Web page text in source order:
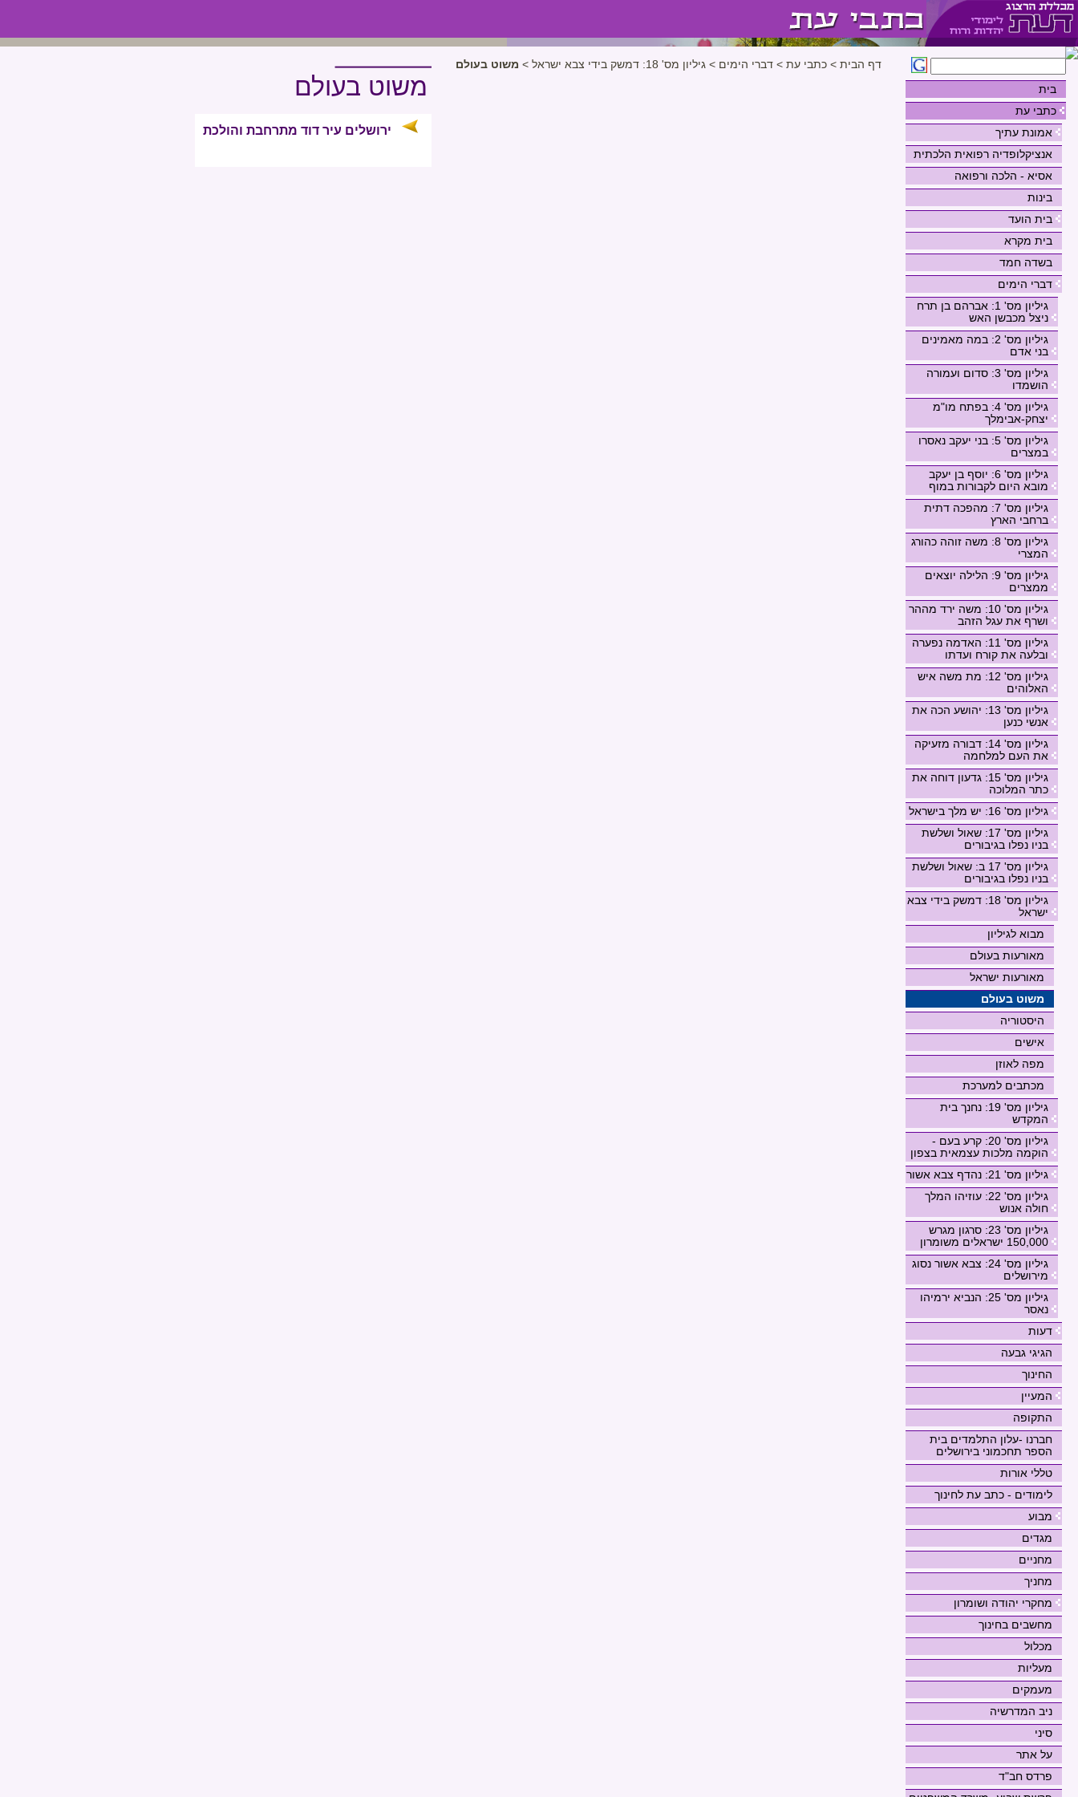
בית
כתבי עת
אמונת עתיך
אנציקלופדיה רפואית הלכתית
אסיא - הלכה ורפואה
בינות
בית הועד
בית מקרא
בשדה חמד
דברי הימים
גיליון מס' 1: אברהם בן תרח
ניצל מכבשן האש
גיליון מס' 2: במה מאמינים
בני אדם
גיליון מס' 3: סדום ועמורה
הושמדו
גיליון מס' 4: בפתח מו"מ
יצחק-אבימלך
גיליון מס' 5: בני יעקב נאסרו
במצרים
גיליון מס' 6: יוסף בן יעקב
מובא היום לקבורות במוף
גיליון מס' 7: מהפכה דתית
ברחבי הארץ
גיליון מס' 8: משה זוהה כהורג
המצרי
גיליון מס' 9: הלילה יוצאים
ממצרים
גיליון מס' 10: משה ירד מההר
ושרף את עגל הזהב
גיליון מס' 11: האדמה נפערה
ובלעה את קורח ועדתו
גיליון מס' 12: מת משה איש
האלוהים
גיליון מס' 13: יהושע הכה את
אנשי כנען
גיליון מס' 14: דבורה מזעיקה
את העם למלחמה
גיליון מס' 15: גדעון דוחה את
כתר המלוכה
גיליון מס' 16: יש מלך בישראל
גיליון מס' 17: שאול ושלשת
בניו נפלו בגיבורים
גיליון מס' 17 ב: שאול ושלשת
בניו נפלו בגיבורים
גיליון מס' 18: דמשק בידי צבא
ישראל
מבוא לגיליון
מאורעות בעולם
מאורעות ישראל
משוט בעולם
היסטוריה
אישים
מפה לאוזן
מכתבים למערכת
גיליון מס' 19: נחנך בית
המקדש
גיליון מס' 20: קרע בעם -
הוקמה מלכות עצמאית בצפון
גיליון מס' 21: נהדף צבא אשור
גיליון מס' 22: עוזיהו המלך
חולה אנוש
גיליון מס' 23: סרגון מגרש
150,000 ישראלים משומרון
גיליון מס' 24: צבא אשור נסוג
מירושלים
גיליון מס' 25: הנביא ירמיהו
נאסר
דעות
הגיגי גבעה
החינוך
המעיין
התקופה
חברנו -עלון התלמדים בית
הספר תחכמוני בירושלים
טללי אורות
לימודים - כתב עת לחינוך
מבוע
מגדים
מחניים
מחניך
מחקרי יהודה ושומרון
מחשבים בחינוך
מכלול
מעליות
מעמקים
ניב המדרשיה
סיני
על אתר
פרדס חב"ד
דף הבית > כתבי עת > דברי הימים > גיליון מס' 18: דמשק בידי צבא ישראל > משוט בעולם
משוט בעולם
ירושלים עיר דוד מתרחבת והולכת